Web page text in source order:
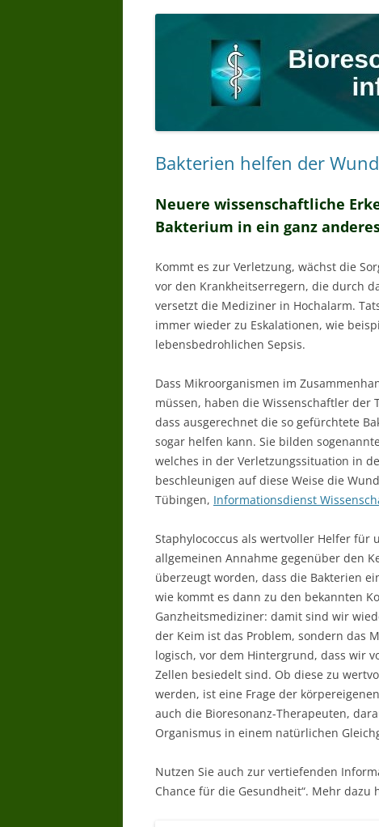
Bakterien helfen der
Neuere wissenschaftliche
Bakterium in ein ganz
Kommt es zur Verletzung, wächst die
vor den Krankheitserregern, die durch
versetzt die Mediziner in Hochalarm.
immer wieder zu Eskalationen, wie
lebensbedrohlichen Sepsis.
Dass Mikroorganismen im
müssen, haben die Wissenschaftler der
dass ausgerechnet die so gefürchtete
sogar helfen kann. Sie bilden
welches in der Verletzungssituation in
beschleunigen auf diese Weise die
Tübingen, Informationsdienst
Staphylococcus als wertvoller Helfer für
allgemeinen Annahme gegenüber den
überzeugt worden, dass die Bakterien
wie kommt es dann zu den bekannten
Ganzheitsmediziner: damit sind wir
der Keim ist das Problem, sondern das
logisch, vor dem Hintergrund, dass wir
Zellen besiedelt sind. Ob diese zu
werden, ist eine Frage der
auch die Bioresonanz-Therapeuten,
Organismus in einem natürlichen
Nutzen Sie auch zur vertiefenden
Chance für die Gesundheit“. Mehr dazu